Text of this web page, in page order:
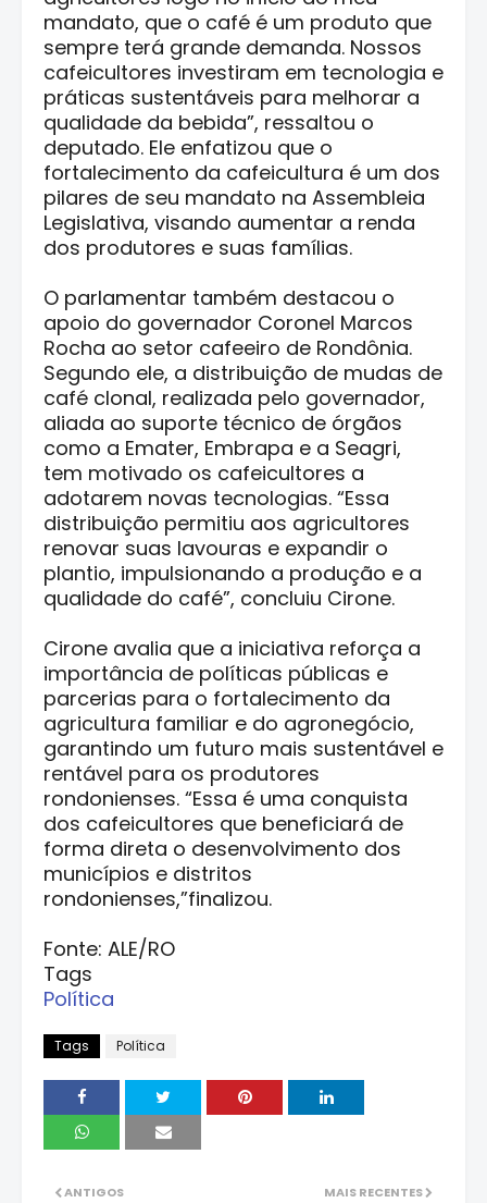
mandato, que o café é um produto que
sempre terá grande demanda. Nossos
cafeicultores investiram em tecnologia e
práticas sustentáveis para melhorar a
qualidade da bebida”, ressaltou o
deputado. Ele enfatizou que o
fortalecimento da cafeicultura é um dos
pilares de seu mandato na Assembleia
Legislativa, visando aumentar a renda
dos produtores e suas famílias.
O parlamentar também destacou o
apoio do governador Coronel Marcos
Rocha ao setor cafeeiro de Rondônia.
Segundo ele, a distribuição de mudas de
café clonal, realizada pelo governador,
aliada ao suporte técnico de órgãos
como a Emater, Embrapa e a Seagri,
tem motivado os cafeicultores a
adotarem novas tecnologias. “Essa
distribuição permitiu aos agricultores
renovar suas lavouras e expandir o
plantio, impulsionando a produção e a
qualidade do café”, concluiu Cirone.
Cirone avalia que a iniciativa reforça a
importância de políticas públicas e
parcerias para o fortalecimento da
agricultura familiar e do agronegócio,
garantindo um futuro mais sustentável e
rentável para os produtores
rondonienses. “Essa é uma conquista
dos cafeicultores que beneficiará de
forma direta o desenvolvimento dos
municípios e distritos
rondonienses,”finalizou.
Fonte: ALE/RO
Tags
Política
Tags Política
MAIS RECENTES
ANTIGOS